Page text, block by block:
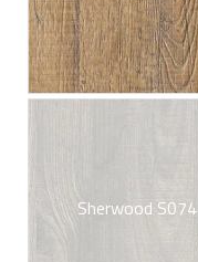
Sherwood S074